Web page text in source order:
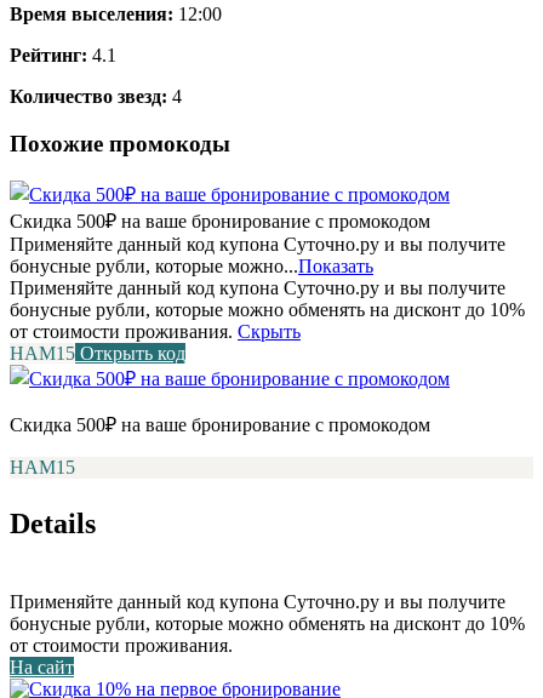
Время выселения: 12:00
Рейтинг: 4.1
Количество звезд: 4
Похожие промокоды
Скидка 500₽ на ваше бронирование с промокодом
Применяйте данный код купона Суточно.ру и вы получите
бонусные рубли, которые можно...Показать
Применяйте данный код купона Суточно.ру и вы получите
бонусные рубли, которые можно обменять на дисконт до 10%
от стоимости проживания. Скрыть
НАМ15 Открыть код
Скидка 500₽ на ваше бронирование с промокодом
НАМ15
Details
Применяйте данный код купона Суточно.ру и вы получите
бонусные рубли, которые можно обменять на дисконт до 10%
от стоимости проживания.
На сайт